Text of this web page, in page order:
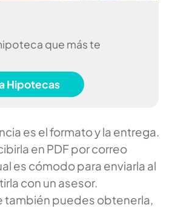
que más te
Hipotecas
es el formato y la entrega.
en PDF por correo
es cómodo para enviarla al
con un asesor.
también puedes obtenerla,